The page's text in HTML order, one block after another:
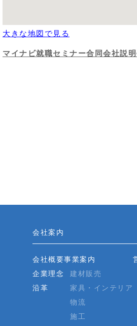
大きな地図で見る
マイナビ就職セミナー合同会社説
会社案内
会社概要
企業理念
沿革
事業案内
建材販売
家具・インテリア
物流
施工